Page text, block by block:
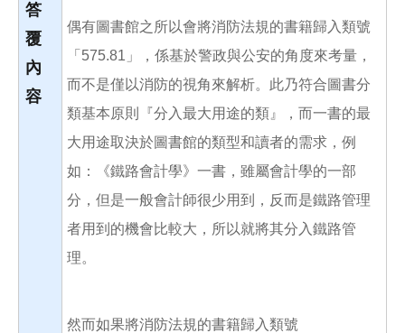
答
覆
內
容
偶有圖書館之所以會將消防法規的書籍歸入類號
「575.81」，係基於警政與公安的角度來考量，
而不是僅以消防的視角來解析。此乃符合圖書分
類基本原則『分入最大用途的類』，而一書的最
大用途取決於圖書館的類型和讀者的需求，例
如：《鐵路會計學》一書，雖屬會計學的一部
分，但是一般會計師很少用到，反而是鐵路管理
者用到的機會比較大，所以就將其分入鐵路管
理。
然而如果將消防法規的書籍歸入類號